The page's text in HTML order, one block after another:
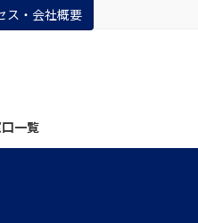
ス・会社概要
一覧